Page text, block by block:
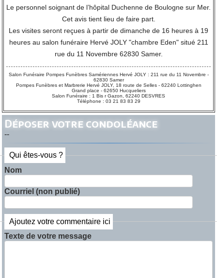
Le personnel soignant de l’hôpital Duchenne de Boulogne sur Mer.
Cet avis tient lieu de faire part.
Les visites seront reçues à partir de dimanche de 16 heures à 19
heures au salon funéraire Hervé JOLY "chambre Eden" situé 211
rue du 11 Novembre 62830 Samer.
Salon Funéraire Pompes Funèbres Samériennes Hervé JOLY : 211 rue du 11 Novembre -
62830 Samer
Pompes Funèbres et Marbrerie Hervé JOLY, 18 route de Selles - 62240 Lottinghen
Grand place - 62650 Hucqueliers
Salon Funéraire : 1 Bis r Gazon, 62240 DESVRES
Téléphone : 03 21 83 83 29
Déposer votre condoléance
--
Qui êtes-vous ?
Nom
Courriel (non publié)
Ajoutez votre commentaire ici
Texte de votre message